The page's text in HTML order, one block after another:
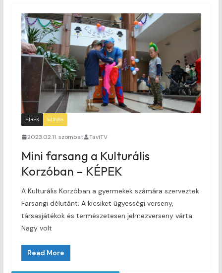
HÍREK SZINES
2023.02.11. szombat TaviTV
Mini farsang a Kulturális
Korzóban – KÉPEK
A Kulturális Korzóban a gyermekek számára szerveztek
Farsangi délutánt. A kicsiket ügyességi verseny,
társasjátékok és természetesen jelmezverseny várta.
Nagy volt
Read More